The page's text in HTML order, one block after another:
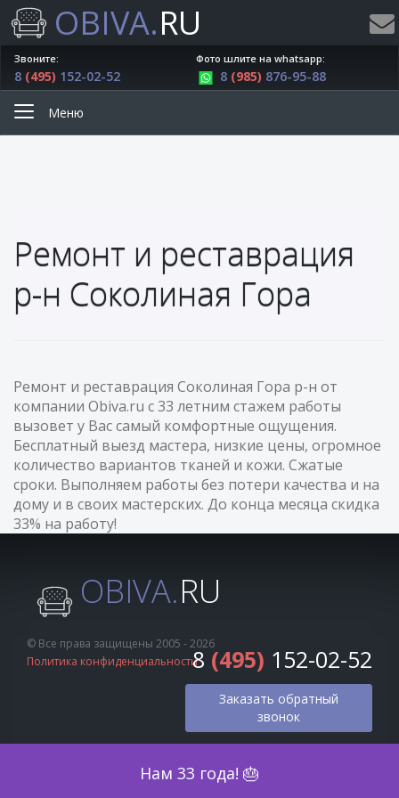
OBIVA.RU
Нам 33 года! 🎂
Звоните:
8 (495) 152-02-52
Фото шлите на whatsapp:
8 (985) 876-95-88
Меню
Ремонт и реставрация
р-н Соколиная Гора
Ремонт и реставрация Соколиная Гора р-н от
компании Obiva.ru с 33 летним стажем работы
вызовет у Вас самый комфортные ощущения.
Бесплатный выезд мастера, низкие цены, огромное
количество вариантов тканей и кожи. Сжатые
сроки. Выполняем работы без потери качества и на
дому и в своих мастерских. До конца месяца скидка
33% на работу!
OBIVA.RU
© Все права защищены 2005 - 2026
Политика конфиденциальности8 (495) 152-02-52
Заказать обратный
звонок